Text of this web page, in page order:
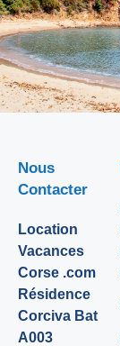
Nous
Contacter
Location
Vacances
Corse .com
Résidence
Corciva Bat
A003